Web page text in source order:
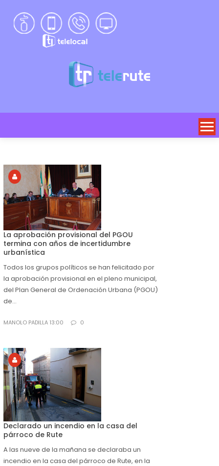
La aprobación provisional del PGOU
termina con años de incertidumbre
urbanística
Todos los grupos políticos se han felicitado por
la aprobación provisional en el pleno municipal,
del Plan General de Ordenación Urbana (PGOU)
de...
MANOLO PADILLA 13:00 0
Declarado un incendio en la casa del
párroco de Rute
A las nueve de la mañana se declaraba un
incendio en la casa del párroco de Rute, en la